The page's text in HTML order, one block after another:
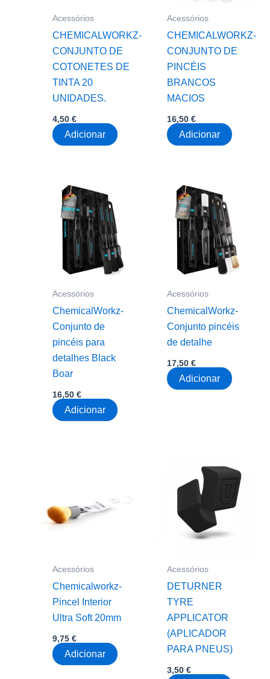
Acessórios
CHEMICALWORKZ-
CONJUNTO DE
COTONETES DE
TINTA 20
UNIDADES.
4,50€
Adicionar
Acessórios
CHEMICALWORKZ-
CONJUNTO DE
PINCÉIS
BRANCOS
MACIOS
16,50€
Adicionar
Acessórios
ChemicalWorkz-
Conjunto de
pincéis para
detalhes Black
Boar
16,50€
Adicionar
Acessórios
ChemicalWorkz-
Conjunto pincéis
de detalhe
17,50€
Adicionar
Acessórios
Chemicalworkz-
Pincel Interior
Ultra Soft 20mm
9,75€
Adicionar
Acessórios
DETURNER
TYRE
APPLICATOR
(APLICADOR
PARA PNEUS)
3,50€